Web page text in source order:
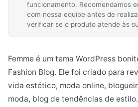
funcionamento. Recomendamos
com nossa equipe antes de
verificar se o produto atende às
Femme é um tema WordPress
Fashion Blog. Ele foi criado para
vida estético, moda online,
moda, blog de tendências de